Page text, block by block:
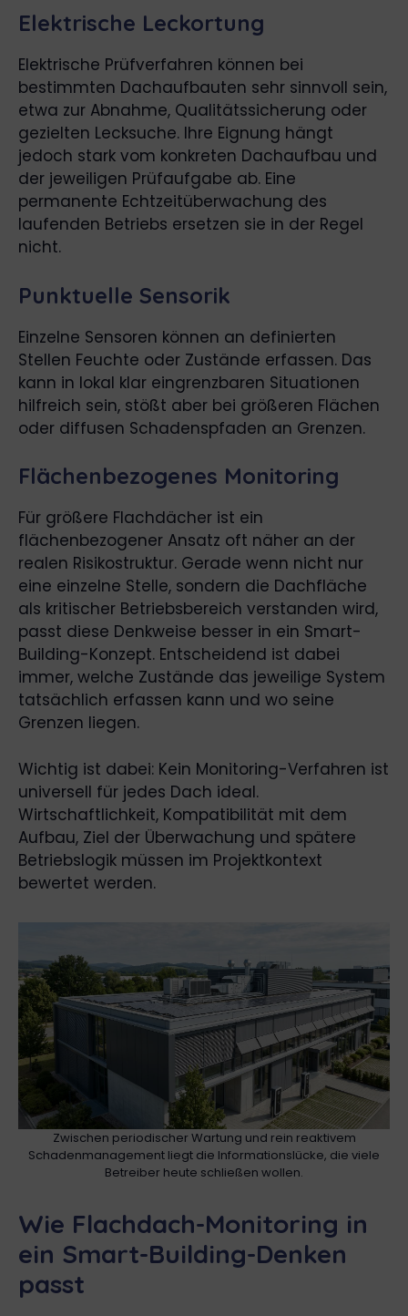
Elektrische Leckortung
Elektrische Prüfverfahren können bei
bestimmten Dachaufbauten sehr sinnvoll sein,
etwa zur Abnahme, Qualitätssicherung oder
gezielten Lecksuche. Ihre Eignung hängt
jedoch stark vom konkreten Dachaufbau und
der jeweiligen Prüfaufgabe ab. Eine
permanente Echtzeitüberwachung des
laufenden Betriebs ersetzen sie in der Regel
nicht.
Punktuelle Sensorik
Einzelne Sensoren können an definierten
Stellen Feuchte oder Zustände erfassen. Das
kann in lokal klar eingrenzbaren Situationen
hilfreich sein, stößt aber bei größeren Flächen
oder diffusen Schadenspfaden an Grenzen.
Flächenbezogenes Monitoring
Für größere Flachdächer ist ein
flächenbezogener Ansatz oft näher an der
realen Risikostruktur. Gerade wenn nicht nur
eine einzelne Stelle, sondern die Dachfläche
als kritischer Betriebsbereich verstanden wird,
passt diese Denkweise besser in ein Smart-
Building-Konzept. Entscheidend ist dabei
immer, welche Zustände das jeweilige System
tatsächlich erfassen kann und wo seine
Grenzen liegen.
Wichtig ist dabei: Kein Monitoring-Verfahren ist
universell für jedes Dach ideal.
Wirtschaftlichkeit, Kompatibilität mit dem
Aufbau, Ziel der Überwachung und spätere
Betriebslogik müssen im Projektkontext
bewertet werden.
Zwischen periodischer Wartung und rein reaktivem
Schadenmanagement liegt die Informationslücke, die viele
Betreiber heute schließen wollen.
Wie Flachdach-Monitoring in
ein Smart-Building-Denken
passt